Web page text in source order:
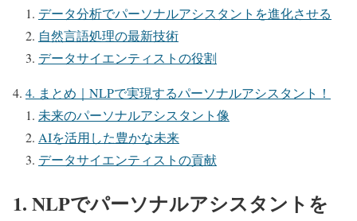
データ分析でパーソナルアシスタントを進化させる
自然言語処理の最新技術
データサイエンティストの役割
4. まとめ｜NLPで実現するパーソナルアシスタント！
未来のパーソナルアシスタント像
AIを活用した豊かな未来
データサイエンティストの貢献
1. NLPでパーソナルアシスタントを